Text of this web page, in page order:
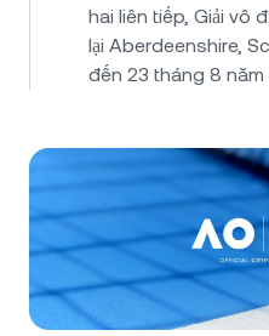
hai liên tiếp, Giải vô
lại Aberdeenshire,
đến 23 tháng 8 năm